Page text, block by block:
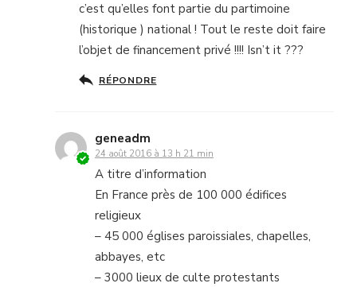
c’est qu’elles font partie du partimoine
(historique ) national ! Tout le reste doit faire
l’objet de financement privé !!!! Isn’t it ???
RÉPONDRE
geneadm
24 août 2016 à 13 h 21 min
A titre d’information
En France près de 100 000 édifices
religieux
– 45 000 églises paroissiales, chapelles,
abbayes, etc
– 3000 lieux de culte protestants